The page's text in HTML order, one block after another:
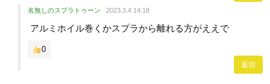
名無しのスプラトゥーン 2023.3.4 14:18
アルミホイル巻くかスプラから離れる方がええで
0
返信